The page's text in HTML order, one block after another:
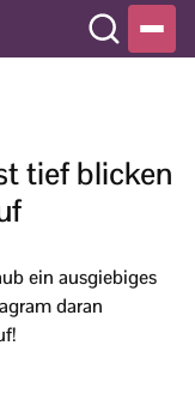
tief blicken
ein ausgiebiges
daran